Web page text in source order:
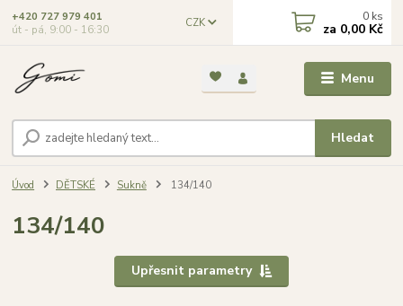
Menu
CZK
Hledat
+420 727 979 401
út - pá, 9:00 - 16:30
0 ks
za 0,00 Kč
Úvod DĚTSKÉ Sukně 134/140
134/140
Upřesnit parametry